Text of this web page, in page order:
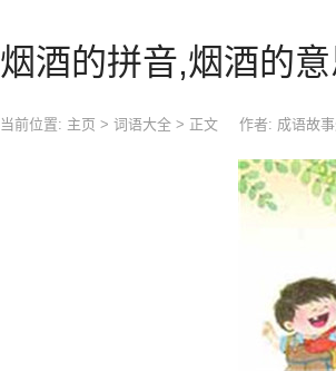
烟酒的拼音,烟酒的
当前位置: 主页 > 词语大全 > 正文 作者: 成语故